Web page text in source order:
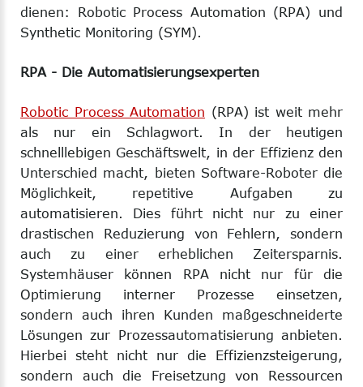
dienen: Robotic Process Automation (RPA) und
Synthetic Monitoring (SYM).
RPA - Die Automatisierungsexperten
Robotic Process Automation (RPA) ist weit mehr
als nur ein Schlagwort. In der heutigen
schnelllebigen Geschäftswelt, in der Effizienz den
Unterschied macht, bieten Software-Roboter die
Möglichkeit, repetitive Aufgaben zu
automatisieren. Dies führt nicht nur zu einer
drastischen Reduzierung von Fehlern, sondern
auch zu einer erheblichen Zeitersparnis.
Systemhäuser können RPA nicht nur für die
Optimierung interner Prozesse einsetzen,
sondern auch ihren Kunden maßgeschneiderte
Lösungen zur Prozessautomatisierung anbieten.
Hierbei steht nicht nur die Effizienzsteigerung,
sondern auch die Freisetzung von Ressourcen